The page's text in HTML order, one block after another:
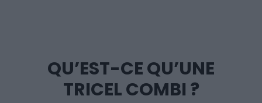
QU’EST-CE QU’UNE
TRICEL COMBI ?